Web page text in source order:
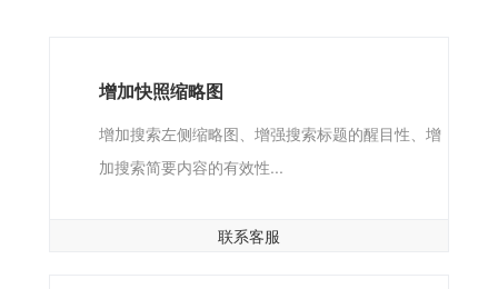
增加快照缩略图
增加搜索左侧缩略图、增强搜索标题的醒目性、增
加搜索简要内容的有效性...
联系客服